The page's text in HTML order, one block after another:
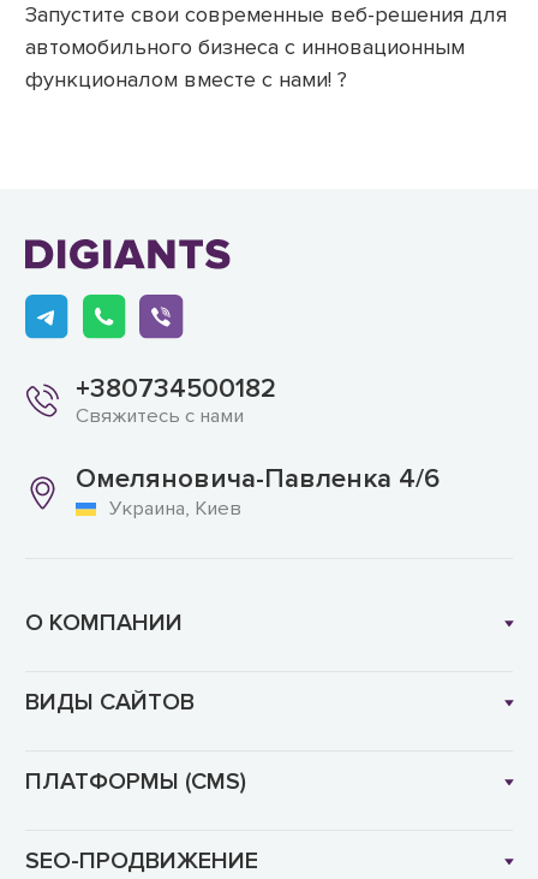
Запустите свои современные веб-решения для
автомобильного бизнеса с инновационным
функционалом вместе с нами! ?
+380734500182
Свяжитесь с нами
Омеляновича-Павленка 4/6
Украина, Киев
О КОМПАНИИ
ВИДЫ САЙТОВ
ПЛАТФОРМЫ (CMS)
SEO-ПРОДВИЖЕНИЕ